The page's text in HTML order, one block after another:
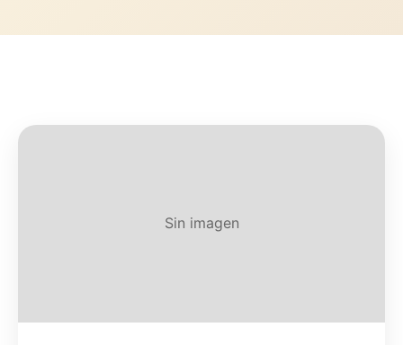
Sin imagen